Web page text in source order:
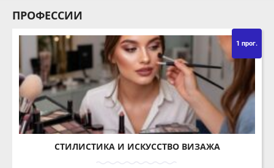
СТИЛИСТИКА И ИСКУССТВО ВИЗАЖА
ПОДРОБНЕЕ